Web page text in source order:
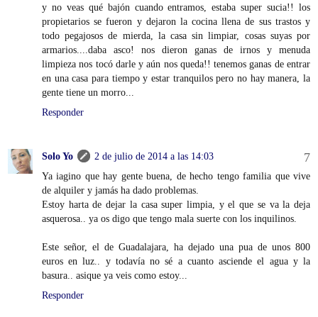
y no veas qué bajón cuando entramos, estaba super sucia!! los
propietarios se fueron y dejaron la cocina llena de sus trastos y
todo pegajosos de mierda, la casa sin limpiar, cosas suyas por
armarios....daba asco! nos dieron ganas de irnos y menuda
limpieza nos tocó darle y aún nos queda!! tenemos ganas de entrar
en una casa para tiempo y estar tranquilos pero no hay manera, la
gente tiene un morro...
Responder
Solo Yo
2 de julio de 2014 a las 14:03
Ya iagino que hay gente buena, de hecho tengo familia que vive
de alquiler y jamás ha dado problemas.
Estoy harta de dejar la casa super limpia, y el que se va la deja
asquerosa.. ya os digo que tengo mala suerte con los inquilinos.
Este señor, el de Guadalajara, ha dejado una pua de unos 800
euros en luz.. y todavía no sé a cuanto asciende el agua y la
basura.. asique ya veis como estoy...
Responder